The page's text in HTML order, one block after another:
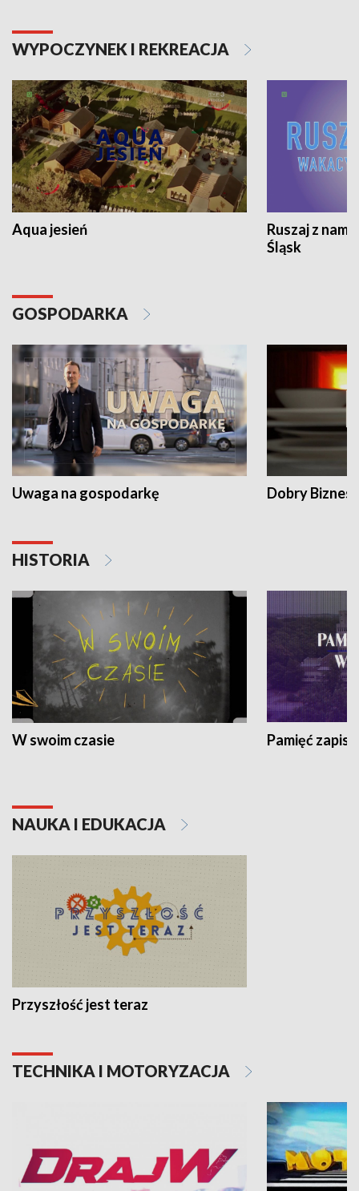
WYPOCZYNEK I REKREACJA
Aqua jesień
Ruszaj z
Śląsk
GOSPODARKA
Uwaga na gospodarkę Dobry Biznes
HISTORIA
W swoim czasie Pamięć
NAUKA I EDUKACJA
Przyszłość jest teraz
TECHNIKA I MOTORYZACJA